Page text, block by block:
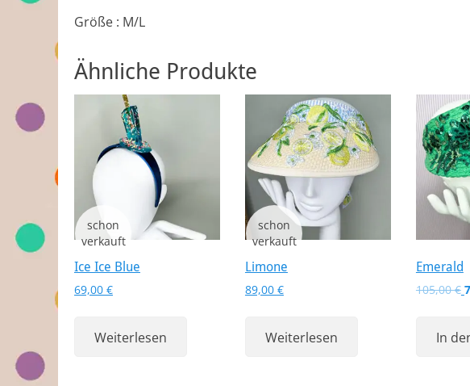
Größe : M/L
Ähnliche Produkte
Ice Ice Blue
69,00 €
Weiterlesen
Limone
89,00 €
Weiterlesen
Emerald
105,00€
In